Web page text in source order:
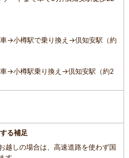
→小樽駅で乗り換え→倶知安駅（約
→小樽駅乗り換え→倶知安駅（約2
る補足
越しの場合は、高速道路を使わず国